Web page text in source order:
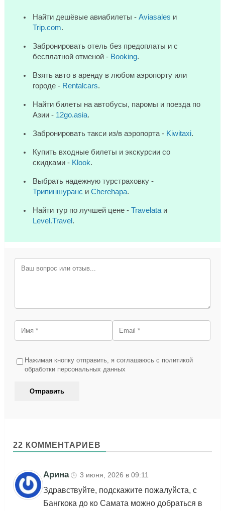
Найти дешёвые авиабилеты - Aviasales и
Trip.com.
Забронировать отель без предоплаты и с
бесплатной отменой - Booking.
Взять авто в аренду в любом аэропорту или
городе - Rentalcars.
Найти билеты на автобусы, паромы и поезда по
Азии - 12go.asia.
Забронировать такси из/в аэропорта - Kiwitaxi.
Купить входные билеты и экскурсии со
скидками - Klook.
Выбрать надежную турстраховку -
Трипиншуранс и Cherehapa.
Найти тур по лучшей цене - Travelataи
Level.Travel.
Нажимая кнопку отправить, я соглашаюсь с политикой
обработки персональных данных
22 КОММЕНТАРИЕВ
Арина 🕒 3 июня, 2026 в 09:11
Здравствуйте, подскажите пожалуйста, с
Бангкока до ко Самата можно добраться в